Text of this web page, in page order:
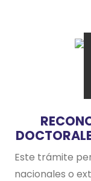
Este trámite
nacionales o